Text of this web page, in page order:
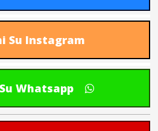
Su Instagram
Whatsapp